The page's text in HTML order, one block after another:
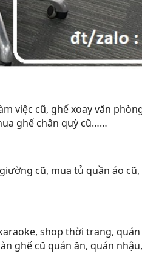
việc cũ, ghế xoay văn
ghế chân quỳ cũ……
cũ, mua tủ quần áo
shop thời trang,
ghế cũ quán ăn, quán